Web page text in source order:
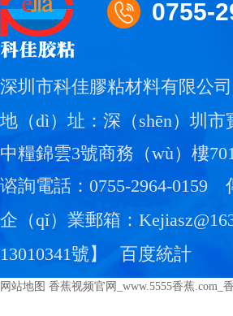
0755-
深圳市科佳膠粘材料有限公司
地（dì）址：深（shēn）圳
中糧錦雲3號商務（wù）樓
谘詢電話：0755-2964-0159
企（qǐ）業郵箱：
13010341號 】 百度統計
网站地图 香蕉视频官网_www.5555香蕉